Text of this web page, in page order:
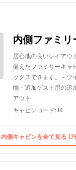
内側ファミリ
居心地の良いレイアウ
備えたファミリーキャ
ックスできます。 - ツ
能 - 追加ゲスト用の追
アウト
キャビンコード: I4
内側キャビンを全て見る (7